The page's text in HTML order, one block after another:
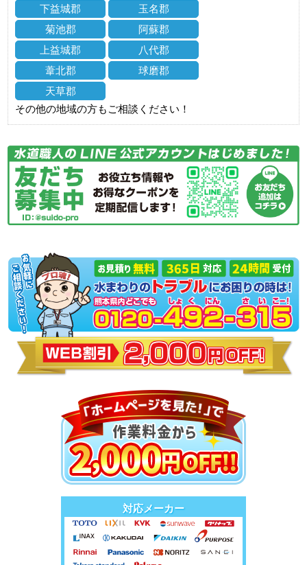
下益城郡
玉名郡
菊池郡
阿蘇郡
上益城郡
八代郡
葦北郡
球磨郡
天草郡
その他の地域の方もご相談ください！
対応メーカー